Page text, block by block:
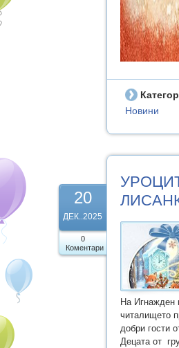
Новини
20
ДЕК..2025
0
Коментари
На Игнажден
читалището
добри гости
Децата от